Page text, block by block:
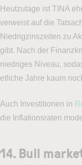
Heutzutage ist TINA
verweist auf die
Niedrigzinszeiten zu
gibt. Nach der
niedriges Niveau,
etliche Jahre kaum
Auch Investitionen in
die Inflationsraten
14. Bull